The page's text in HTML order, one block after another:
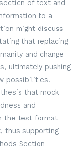
of text and
to a
might discuss
that replacing
and change
ultimately pushing
possibilities.
that mock
and
the test format
thus supporting
Section